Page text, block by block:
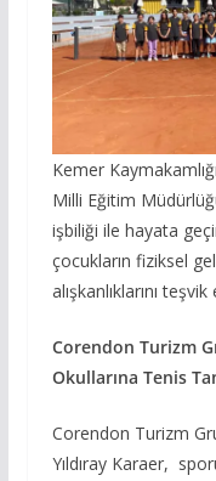
Kemer
Milli Eğitim
işbiliği ile hayata
çocukların fiziksel
alışkanlıklarını
Corendon Turizm
Okullarına Tenis
Corendon Turizm
Yıldıray Karaer,